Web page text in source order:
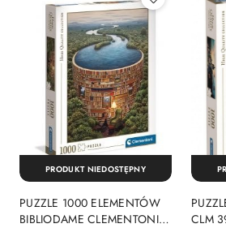
PUZZLE 1000 ELEMENTÓW
BIBLIODAME CLEMENTONI
PRODUKT NIEDOSTĘPNY
CLM